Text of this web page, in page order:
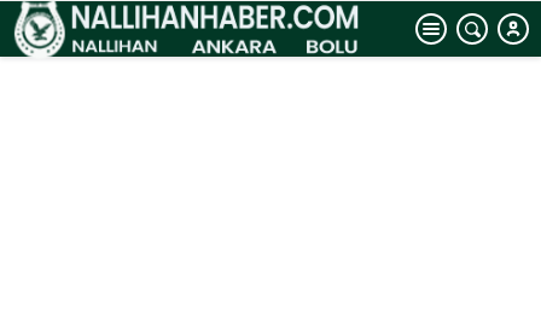
emen sinek
bulaştırdı, 8
köyde ‘mavi dil’